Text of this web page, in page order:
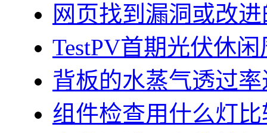
网页找到漏洞或改
TestPV首期光伏休
背板的水蒸气透过
组件检查用什么灯